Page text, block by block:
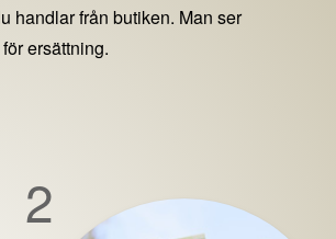
handlar från butiken. Man ser
ersättning.
2